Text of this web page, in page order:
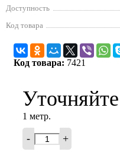
Доступность
Код товара
Код товара: 7421
1 метр.
- +